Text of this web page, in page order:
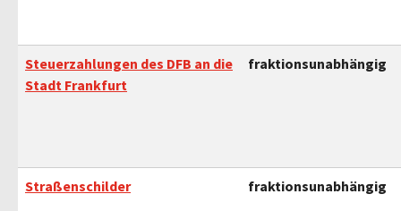
Steuerzahlungen des DFB an die
Stadt Frankfurt
fraktionsunabhängig
Straßenschilder fraktionsunabhängig